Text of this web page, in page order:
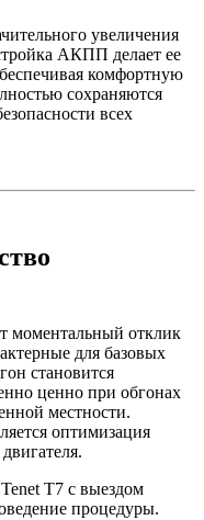
увеличения
АКПП делает ее
комфортную
сохраняются
всех
моментальный отклик
для базовых
становится
ценно при обгонах
местности.
оптимизация
T7 с выездом
процедуры.